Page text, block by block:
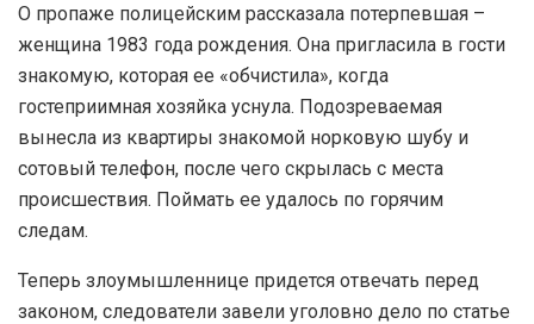
О пропаже полицейским рассказала потерпевшая –
женщина 1983 года рождения. Она пригласила в гости
знакомую, которая ее «обчистила», когда
гостеприимная хозяйка уснула. Подозреваемая
вынесла из квартиры знакомой норковую шубу и
сотовый телефон, после чего скрылась с места
происшествия. Поймать ее удалось по горячим
следам.
Теперь злоумышленнице придется отвечать перед
законом, следователи завели уголовно дело по статье